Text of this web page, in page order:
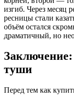
изгиб. Через месяц
ресницы стали
объём остался
драматичный, но
туши
Перед тем как